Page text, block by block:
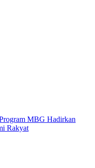
MBG Hadirkan
Rakyat